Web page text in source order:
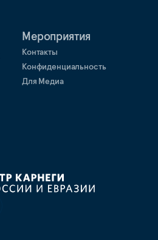
Мероприятия
Контакты
Конфиденциальность
Для Медиа